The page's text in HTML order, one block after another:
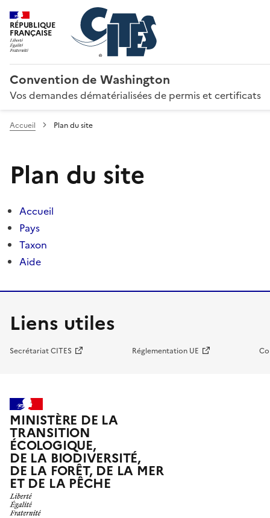
RÉPUBLIQUE
FRANÇAISE
Convention de Washington
Vos demandes dématérialisées de permis et certificats
Accueil Plan du site
Plan du site
Accueil
Pays
Taxon
Aide
Liens utiles
Secrétariat CITES Réglementation UE
MINISTÈRE DE LA
TRANSITION
ÉCOLOGIQUE,
DE LA BIODIVERSITÉ,
DE LA FORÊT, DE LA MER
ET DE LA PÊCHE